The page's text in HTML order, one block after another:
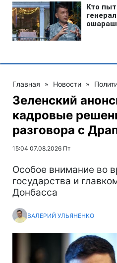
Главная » Новости »
Зеленский
кадровые
разговора с
15:04 07.08.2026 Пт
Особое внимание во
государства и
Донбасса
ВАЛЕРИЙ УЛЬЯНЕНКО